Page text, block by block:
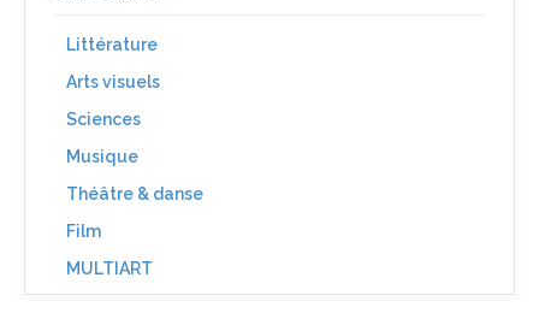
Littérature
Arts visuels
Sciences
Musique
Théâtre & danse
Film
MULTIART